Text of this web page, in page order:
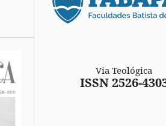
Via Teológica
ISSN 2526-